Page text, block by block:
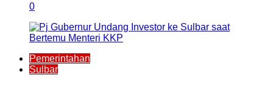
0
Pemerintahan
Sulbar